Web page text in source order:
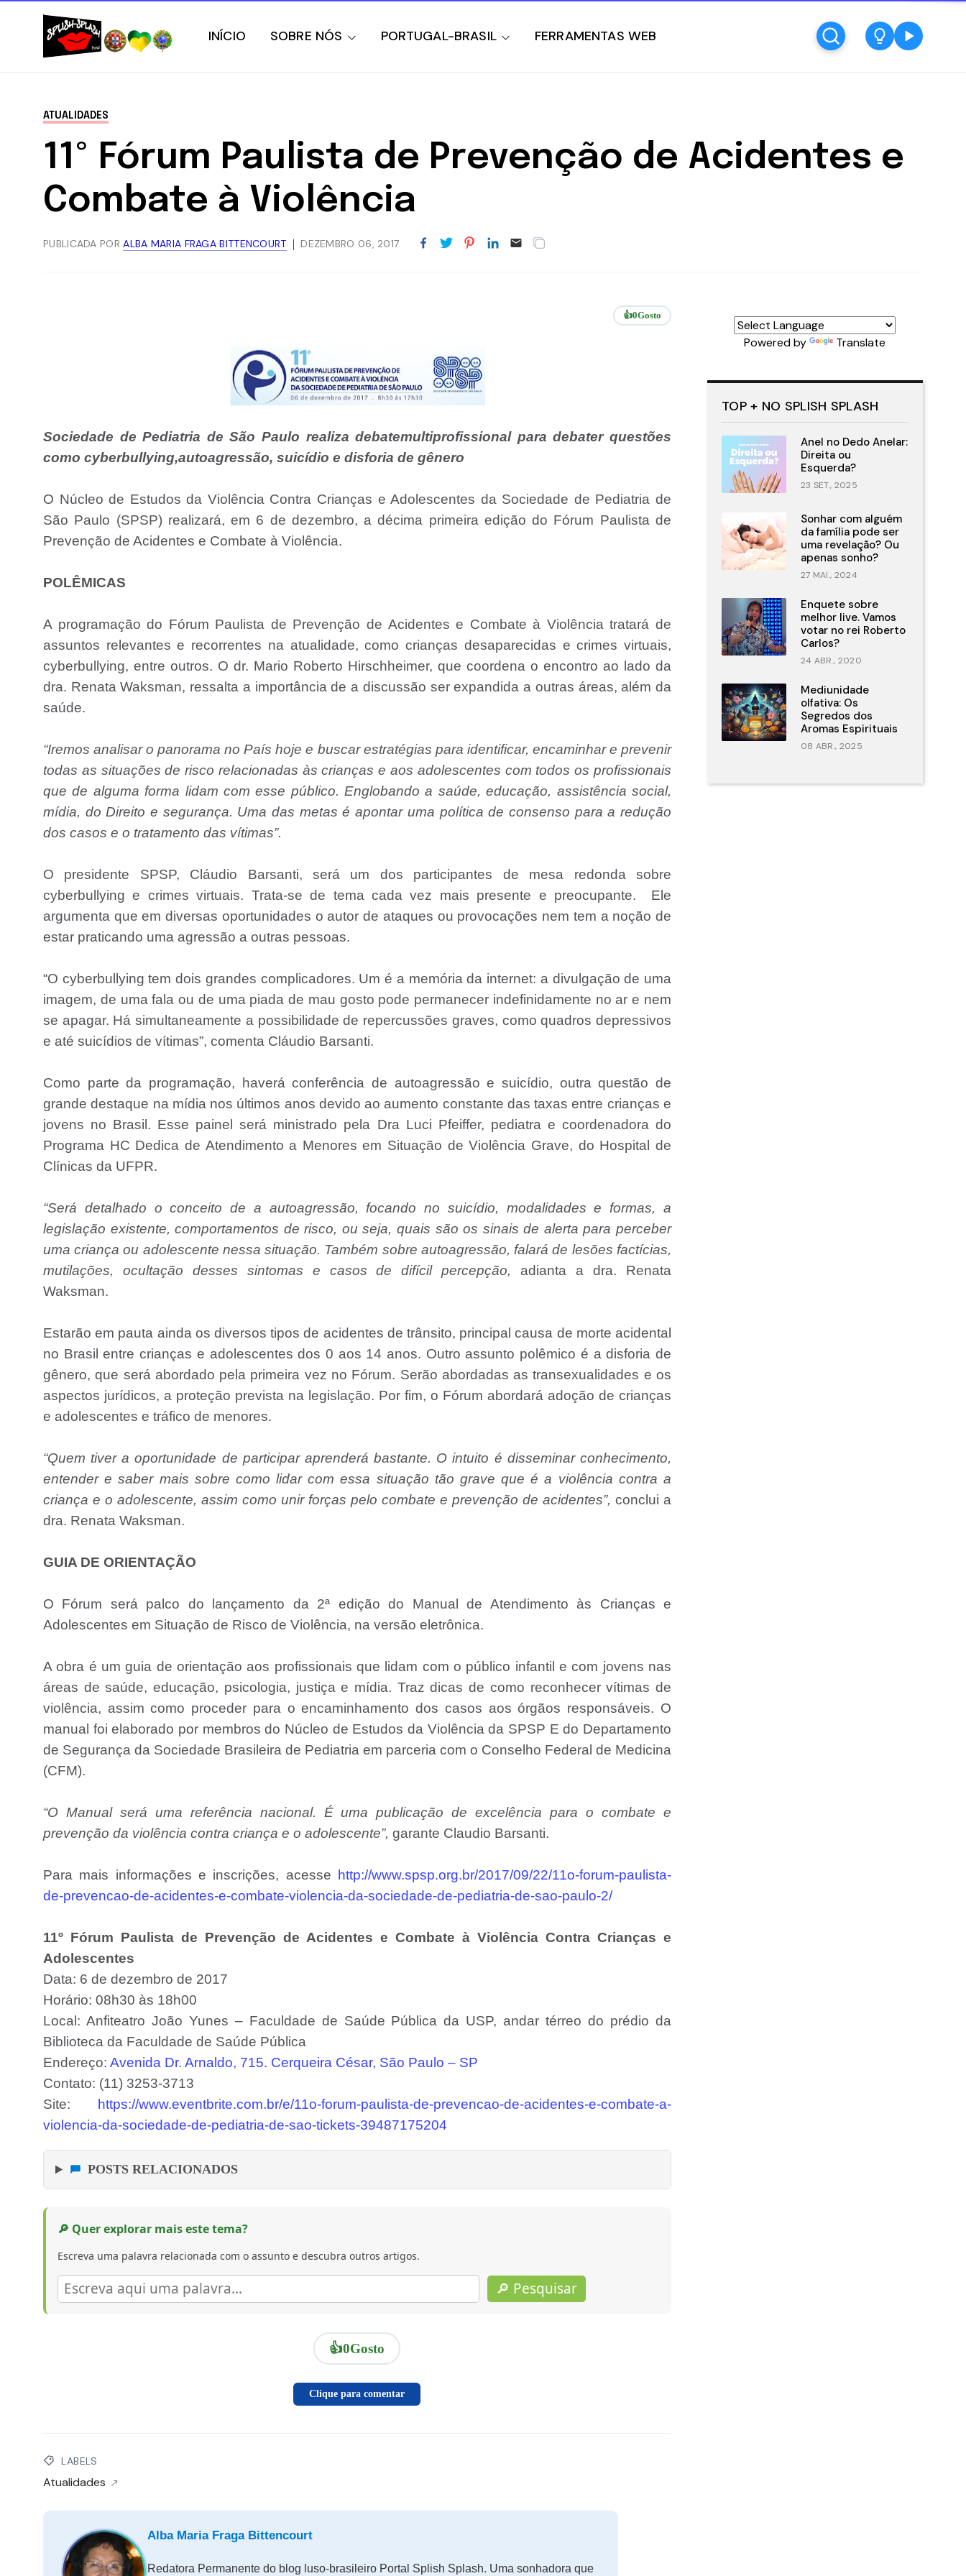
INÍCIO SOBRE NÓS PORTUGAL-BRASIL FERRAMENTAS WEB
ATUALIDADES
11º Fórum Paulista de Prevenção de Acidentes e
Combate à Violência
PUBLICADA PORALBA MARIA FRAGA BITTENCOURT DEZEMBRO 06, 2017
👍0Gosto
Sociedade de Pediatria de São Paulo realiza debatemultiprofissional para debater questões
como cyberbullying,autoagressão, suicídio e disforia de gênero
O Núcleo de Estudos da Violência Contra Crianças e Adolescentes da Sociedade de Pediatria de
São Paulo (SPSP) realizará, em 6 de dezembro, a décima primeira edição do Fórum Paulista de
Prevenção de Acidentes e Combate à Violência.
POLÊMICAS
A programação do Fórum Paulista de Prevenção de Acidentes e Combate à Violência tratará de
assuntos relevantes e recorrentes na atualidade, como crianças desaparecidas e crimes virtuais,
cyberbullying, entre outros. O dr. Mario Roberto Hirschheimer, que coordena o encontro ao lado da
dra. Renata Waksman, ressalta a importância de a discussão ser expandida a outras áreas, além da
saúde.
“Iremos analisar o panorama no País hoje e buscar estratégias para identificar, encaminhar e prevenir
todas as situações de risco relacionadas às crianças e aos adolescentes com todos os profissionais
que de alguma forma lidam com esse público. Englobando a saúde, educação, assistência social,
mídia, do Direito e segurança. Uma das metas é apontar uma política de consenso para a redução
dos casos e o tratamento das vítimas”.
O presidente SPSP, Cláudio Barsanti, será um dos participantes de mesa redonda sobre
cyberbullying e crimes virtuais. Trata-se de tema cada vez mais presente e preocupante. Ele
argumenta que em diversas oportunidades o autor de ataques ou provocações nem tem a noção de
estar praticando uma agressão a outras pessoas.
“O cyberbullying tem dois grandes complicadores. Um é a memória da internet: a divulgação de uma
imagem, de uma fala ou de uma piada de mau gosto pode permanecer indefinidamente no ar e nem
se apagar. Há simultaneamente a possibilidade de repercussões graves, como quadros depressivos
e até suicídios de vítimas”, comenta Cláudio Barsanti.
Como parte da programação, haverá conferência de autoagressão e suicídio, outra questão de
grande destaque na mídia nos últimos anos devido ao aumento constante das taxas entre crianças e
jovens no Brasil. Esse painel será ministrado pela Dra Luci Pfeiffer, pediatra e coordenadora do
Programa HC Dedica de Atendimento a Menores em Situação de Violência Grave, do Hospital de
Clínicas da UFPR.
“Será detalhado o conceito de a autoagressão, focando no suicídio, modalidades e formas, a
legislação existente, comportamentos de risco, ou seja, quais são os sinais de alerta para perceber
uma criança ou adolescente nessa situação. Também sobre autoagressão, falará de lesões factícias,
mutilações, ocultação desses sintomas e casos de difícil percepção,
adianta a dra. Renata
Waksman.
Estarão em pauta ainda os diversos tipos de acidentes de trânsito, principal causa de morte acidental
no Brasil entre crianças e adolescentes dos 0 aos 14 anos. Outro assunto polêmico é a disforia de
gênero, que será abordado pela primeira vez no Fórum. Serão abordadas as transexualidades e os
aspectos jurídicos, a proteção prevista na legislação. Por fim, o Fórum abordará adoção de crianças
e adolescentes e tráfico de menores.
“Quem tiver a oportunidade de participar aprenderá bastante. O intuito é disseminar conhecimento,
entender e saber mais sobre como lidar com essa situação tão grave que é a violência contra a
criança e o adolescente, assim como unir forças pelo combate e prevenção de acidentes”, conclui a
dra. Renata Waksman.
GUIA DE ORIENTAÇÃO
O Fórum será palco do lançamento da 2ª edição do Manual de Atendimento às Crianças e
Adolescentes em Situação de Risco de Violência, na versão eletrônica.
A obra é um guia de orientação aos profissionais que lidam com o público infantil e com jovens nas
áreas de saúde, educação, psicologia, justiça e mídia. Traz dicas de como reconhecer vítimas de
violência, assim como proceder para o encaminhamento dos casos aos órgãos responsáveis. O
manual foi elaborado por membros do Núcleo de Estudos da Violência da SPSP E do Departamento
de Segurança da Sociedade Brasileira de Pediatria em parceria com o Conselho Federal de Medicina
(CFM).
“O Manual será uma referência nacional. É uma publicação de excelência para o combate e
prevenção da violência contra criança e o adolescente”, garante Claudio Barsanti.
Para mais informações e inscrições, acesse
http://www.spsp.org.br/2017/09/22/11o-forum-paulista-
de-prevencao-de-acidentes-e-combate-violencia-da-sociedade-de-pediatria-de-sao-paulo-2/
11º Fórum Paulista de Prevenção de Acidentes e Combate à Violência Contra Crianças e
Adolescentes
Data: 6 de dezembro de 2017
Horário: 08h30 às 18h00
Local: Anfiteatro João Yunes – Faculdade de Saúde Pública da USP, andar térreo do prédio da
Biblioteca da Faculdade de Saúde Pública
Endereço: Avenida Dr. Arnaldo, 715. Cerqueira César, São Paulo – SP
Contato: (11) 3253-3713
Site: https://www.eventbrite.com.br/e/11o-forum-paulista-de-prevencao-de-acidentes-e-combate-a-
violencia-da-sociedade-de-pediatria-de-sao-tickets-39487175204
POSTS RELACIONADOS
🔎 Quer explorar mais este tema?
Escreva uma palavra relacionada com o assunto e descubra outros artigos.
🔎 Pesquisar
👍0Gosto
Clique para comentar
LABELS
Atualidades
Alba Maria Fraga Bittencourt
Redatora Permanente do blog luso-brasileiro Portal Splish Splash. Uma sonhadora que
Powered by Translate
TOP + NO SPLISH SPLASH
Anel no Dedo Anelar:
Direita ou
Esquerda?
23 SET., 2025
Sonhar com alguém
da família pode ser
uma revelação? Ou
apenas sonho?
27 MAI., 2024
Enquete sobre
melhor live. Vamos
votar no rei Roberto
Carlos?
24 ABR., 2020
Mediunidade
olfativa: Os
Segredos dos
Aromas Espirituais
08 ABR., 2025